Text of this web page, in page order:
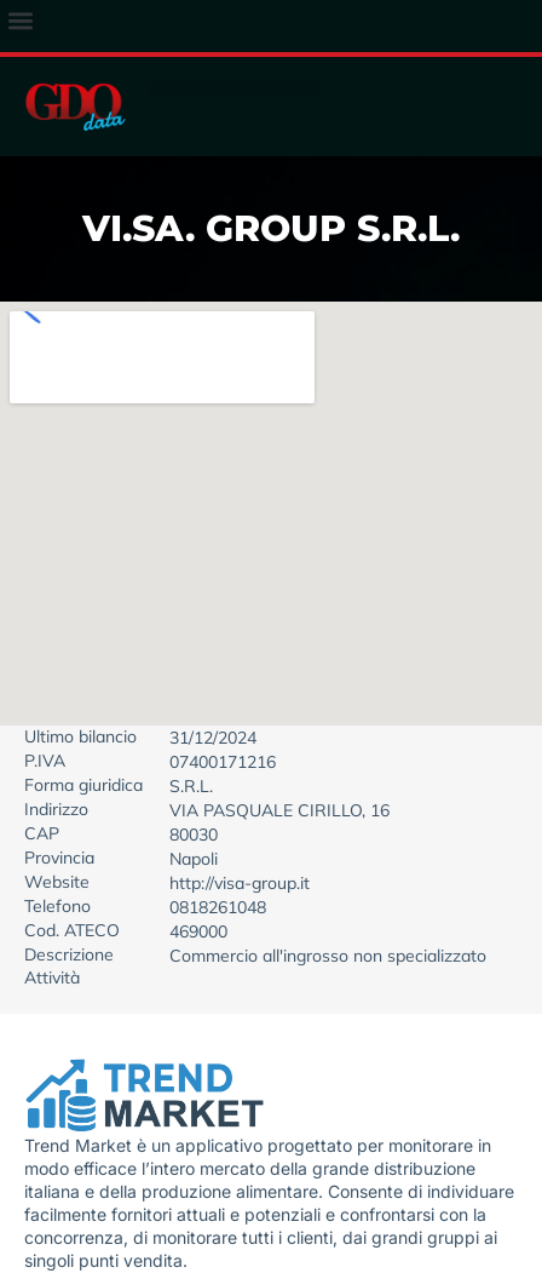
VI.SA. GROUP S.R.L.
Ultimo bilancio
31/12/2024
P.IVA
07400171216
Forma giuridica
S.R.L.
Indirizzo
VIA PASQUALE CIRILLO, 16
CAP
80030
Provincia
Napoli
Website
http://visa-group.it
Telefono
0818261048
Cod. ATECO
469000
Descrizione
Attività
Commercio all'ingrosso non specializzato
Trend Market è un applicativo progettato per monitorare in
modo efficace l’intero mercato della grande distribuzione
italiana e della produzione alimentare. Consente di individuare
facilmente fornitori attuali e potenziali e confrontarsi con la
concorrenza, di monitorare tutti i clienti, dai grandi gruppi ai
singoli punti vendita.